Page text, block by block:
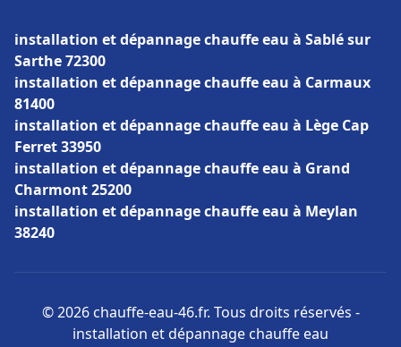
installation et dépannage chauffe eau à Sablé sur
Sarthe 72300
installation et dépannage chauffe eau à Carmaux
81400
installation et dépannage chauffe eau à Lège Cap
Ferret 33950
installation et dépannage chauffe eau à Grand
Charmont 25200
installation et dépannage chauffe eau à Meylan
38240
© 2026 chauffe-eau-46.fr. Tous droits réservés -
installation et dépannage chauffe eau